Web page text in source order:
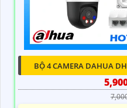
BỘ 4 CAMERA DAHUA